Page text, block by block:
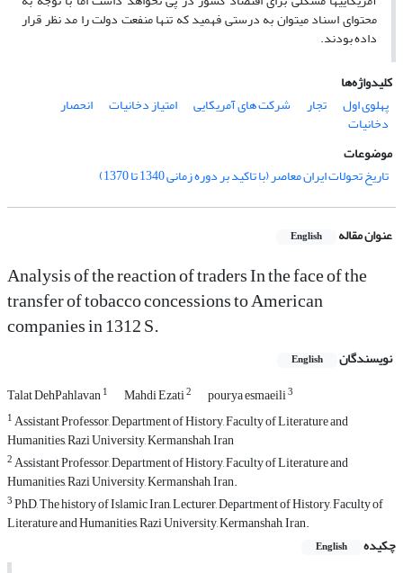
محتوای اسناد می­توان به درستی فهمید که تنها منفعت دولت را مد نظر قرار
داده بودند.
کلیدواژه‌ها
پهلوی اول
تجار شرکت های آمریکایی امتیاز دخانیات انحصار
دخانیات
موضوعات
تاریخ تحولات ایران معاصر (با تاکید بر دوره زمانی 1340 تا 1370)
عنوان مقاله English
Analysis of the reaction of traders In the face of the
transfer of tobacco concessions to American
companies in 1312 S.
نویسندگان English
Talat DehPahlavan1 Mahdi Ezati2 pourya esmaeili3
1Assistant Professor, Department of History, Faculty of Literature and
Humanities, Razi University, Kermanshah, Iran
2Assistant Professor, Department of History, Faculty of Literature and
Humanities, Razi University, Kermanshah, Iran.
3PhD, The history of Islamic Iran, Lecturer, Department of History, Faculty of
Literature and Humanities, Razi University, Kermanshah, Iran.
چکیده
English